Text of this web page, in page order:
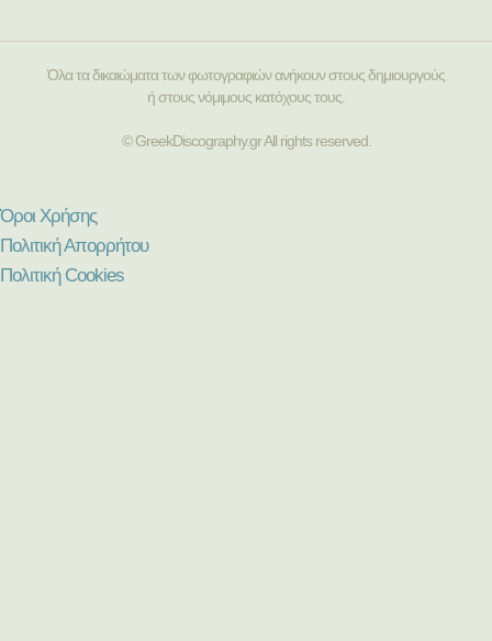
Όλα τα δικαιώματα των φωτογραφιών ανήκουν στους δημιουργούς
ή στους νόμιμους κατόχους τους.
© GreekDiscography.gr All rights reserved.
Όροι Χρήσης
Πολιτική Απορρήτου
Πολιτική Cookies